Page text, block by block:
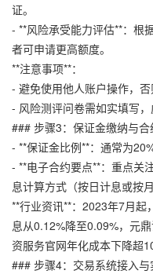
证。
- **风险承受能力评估**：根
者可申请更高额度。
**注意事项**：
- 避免使用他人账户操作，否
- 风险测评问卷需如实填写，
### 步骤3：保证金缴纳与合
- **保证金比例**：通常为
- **电子合约要点**：重点关
息计算方式（按日计息或按月
**行业资讯**：2023年7月起
息从0.12%降至0.09%， 元
资服务官网年化成本下降超
### 步骤4：交易系统接入